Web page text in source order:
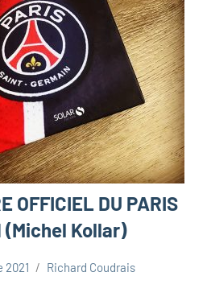
OFFICIEL DU PARIS
(Michel Kollar)
2021 Richard Coudrais